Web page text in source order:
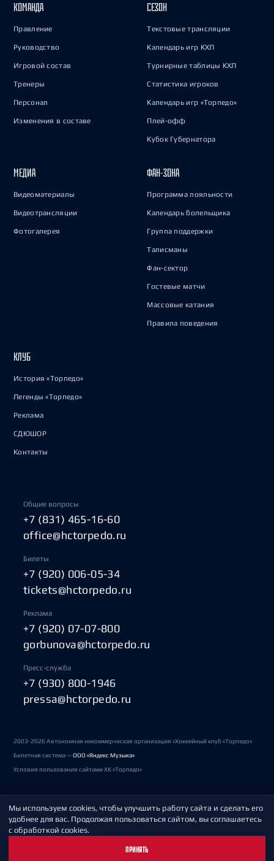
КОМАНДА
Правление
Руководство
Игровой состав
Тренеры
Персонал
Изменения в составе
СЕЗОН
Текстовые трансляции
Календарь игр КХЛ
Турнирные таблицы КХЛ
Статистика игроков
Календарь игр «Торпедо»
Плей-офф
Кубок Губернатора
МЕДИА
Видеоматериалы
Видеотрансляции
Фотогалерея
ФАН-ЗОНА
Программа лояльности
Календарь болельщика
Группа поддержки
Талисманы
Фан-сектор
Гостевые матчи
Массовые катания
Правила поведения
КЛУБ
История «Торпедо»
Легенды «Торпедо»
Реклама
СДЮШОР
Контакты
Общие вопросы
+7 (831) 465-16-60
office@hctorpedo.ru
Билеты
+7 (920) 006-05-34
tickets@hctorpedo.ru
Реклама
+7 (920) 07-07-800
gorbunova@hctorpedo.ru
Пресс-служба
+7 (930) 800-1946
pressa@hctorpedo.ru
2003-2026 Автономная некоммерческая организация «Хоккейный клуб «Торпедо»
Билетная система —ООО «Яндекс Музыка»
Условия пользования сайтами ХК «Торпедо»
Политика обработки персональных данных
Пользовательское соглашение
Мы используем cookies, чтобы улучшить работу сайта и сделать его
удобнее для вас. Продолжая пользоваться сайтом, вы соглашаетесь
с обработкой cookies.
ПРИНЯТЬ